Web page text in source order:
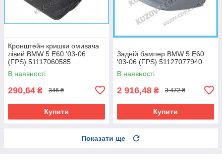
Кронштейн кришки омивача
лівий BMW 5 E60 '03-06
(FPS) 51117060585
В наявності
290,64 ₴ 346 ₴
Купити
Задній бампер BMW 5 E60
'03-06 (FPS) 51127077940
В наявності
2 916,48 ₴ 3 472 ₴
Купити
Показати ще